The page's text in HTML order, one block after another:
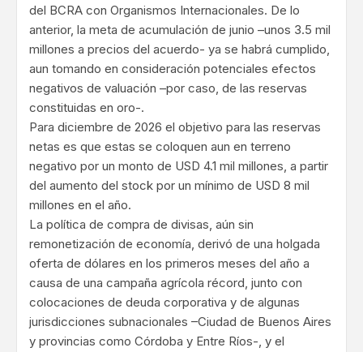
del BCRA con Organismos Internacionales. De lo
anterior, la meta de acumulación de junio –unos 3.5 mil
millones a precios del acuerdo- ya se habrá cumplido,
aun tomando en consideración potenciales efectos
negativos de valuación –por caso, de las reservas
constituidas en oro-.
Para diciembre de 2026 el objetivo para las reservas
netas es que estas se coloquen aun en terreno
negativo por un monto de USD 4.1 mil millones, a partir
del aumento del stock por un mínimo de USD 8 mil
millones en el año.
La política de compra de divisas, aún sin
remonetización de economía, derivó de una holgada
oferta de dólares en los primeros meses del año a
causa de una campaña agrícola récord, junto con
colocaciones de deuda corporativa y de algunas
jurisdicciones subnacionales –Ciudad de Buenos Aires
y provincias como Córdoba y Entre Ríos-, y el